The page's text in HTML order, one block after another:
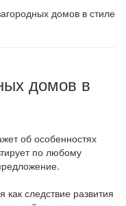
домов в стиле
домов в
об особенностях
по любому
как следствие развития